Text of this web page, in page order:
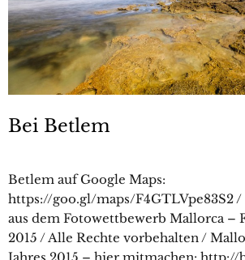
Bei Betlem
Betlem auf Google Maps:
https://goo.gl/maps/F4GTLVpe83S2
aus dem Fotowettbewerb Mallorca –
2015 / Alle Rechte vorbehalten /
Jahres 2015 – hier mitmachen: